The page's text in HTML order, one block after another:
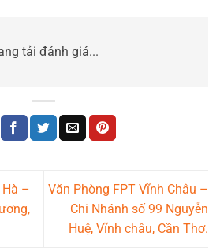
tải đánh giá...
–
Văn Phòng FPT Vĩnh Châu –
Chi Nhánh số 99 Nguyễn
Huệ, Vĩnh châu, Cần Thơ.